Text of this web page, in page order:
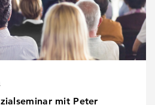
mit Peter